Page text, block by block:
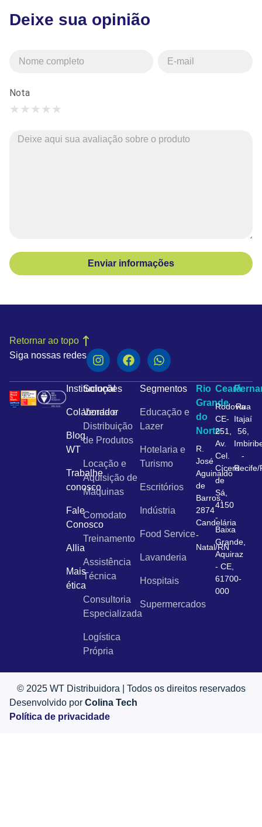
Deixe sua opinião
Nota
★
★
★
★
★
Enviar informações
Siga nossas redes
Retornar ao topo
Institucional
Colaborador
Blog
WT
Trabalhe
conosco
Fale
Conosco
Allia
Mais
ética
Soluções
Venda e
Distribuição
de Produtos
Locação e
Aquisição de
Máquinas
Comodato
Treinamento
Assistência
Técnica
Consultoria
Especializada
Logística
Própria
Segmentos
Educação e
Lazer
Hotelaria e
Turismo
Escritórios
Indústria
Food Service
Lavanderia
Hospitais
Supermercados
Rio
Grande
do
Norte
R.
José
Aguinaldo
de
Barros,
2874
Candelária
-
Natal/RN
Ceará
Rodovia
CE-
251,
Av.
Cel.
Cícero
de
Sá,
4150
-
Baixa
Grande,
Aquiraz
- CE,
61700-
000
Rua
Itajaí
56,
-
Recife/
© 2025 WT Distribuidora | Todos os direitos reservados
Desenvolvido por Colina Tech
Política de privacidade